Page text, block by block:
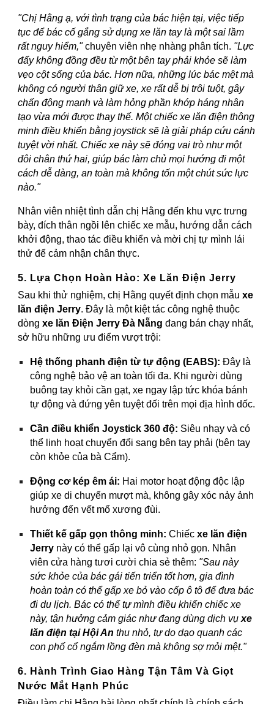
"Chị Hằng ạ, với tình trạng của bác hiện tại, việc tiếp
tục để bác cố gắng sử dụng xe lăn tay là một sai lầm
rất nguy hiểm,"chuyên viên nhẹ nhàng phân tích. "Lực
đẩy không đồng đều từ một bên tay phải khỏe sẽ làm
vẹo cột sống của bác. Hơn nữa, những lúc bác mệt mà
không có người thân giữ xe, xe rất dễ bị trôi tuột, gây
chấn động mạnh và làm hỏng phần khớp háng nhân
tạo vừa mới được thay thế. Một chiếc xe lăn điện thông
minh điều khiển bằng joystick sẽ là giải pháp cứu cánh
tuyệt vời nhất. Chiếc xe này sẽ đóng vai trò như một
đôi chân thứ hai, giúp bác làm chủ mọi hướng đi một
cách dễ dàng, an toàn mà không tốn một chút sức lực
nào."
Nhân viên nhiệt tình dẫn chị Hằng đến khu vực trưng
bày, đích thân ngồi lên chiếc xe mẫu, hướng dẫn cách
khởi động, thao tác điều khiển và mời chị tự mình lái
thử để cảm nhận chân thực.
5. Lựa Chọn Hoàn Hảo: Xe Lăn Điện Jerry
Sau khi thử nghiệm, chị Hằng quyết định chọn mẫuxe
lăn điện Jerry. Đây là một kiệt tác công nghệ thuộc
dòngxe lăn Điện Jerry Đà Nẵng đang bán chạy nhất,
sở hữu những ưu điểm vượt trội:
Hệ thống phanh điện từ tự động (EABS): Đây là
công nghệ bảo vệ an toàn tối đa. Khi người dùng
buông tay khỏi cần gạt, xe ngay lập tức khóa bánh
tự động và đứng yên tuyệt đối trên mọi địa hình dốc.
Cần điều khiển Joystick 360 độ: Siêu nhạy và có
thể linh hoạt chuyển đổi sang bên tay phải (bên tay
còn khỏe của bà Cẩm).
Động cơ kép êm ái: Hai motor hoạt động độc lập
giúp xe di chuyển mượt mà, không gây xóc nảy ảnh
hưởng đến vết mổ xương đùi.
Thiết kế gấp gọn thông minh: Chiếcxe lăn điện
Jerry này có thể gấp lại vô cùng nhỏ gọn. Nhân
viên cửa hàng tươi cười chia sẻ thêm: "Sau này
sức khỏe của bác gái tiến triển tốt hơn, gia đình
hoàn toàn có thể gấp xe bỏ vào cốp ô tô để đưa bác
đi du lịch. Bác có thể tự mình điều khiển chiếc xe
này, tận hưởng cảm giác như đang dùng dịch vụxe
lăn điện tại Hội An thu nhỏ, tự do dạo quanh các
con phố cổ ngắm lồng đèn mà không sợ mỏi mệt."
6. Hành Trình Giao Hàng Tận Tâm Và Giọt
Nước Mắt Hạnh Phúc